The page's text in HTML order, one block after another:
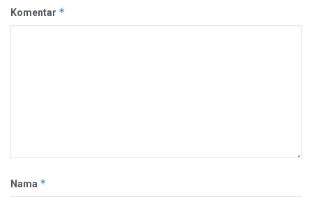
Komentar *
Nama *